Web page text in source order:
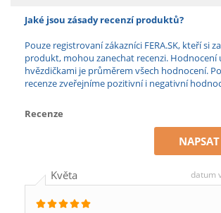
Jaké jsou zásady recenzí produktů?
Pouze registrovaní zákazníci FERA.SK, kteří si
produkt, mohou zanechat recenzi. Hodnocení
hvězdičkami je průměrem všech hodnocení.
recenze zveřejníme pozitivní i negativní
Recenze
Květa datum